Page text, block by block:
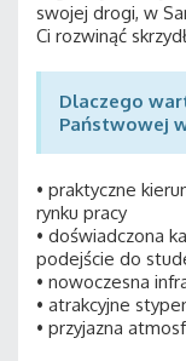
swojej drogi, w
Ci rozwinąć
Dlaczego
Państwowej
• praktyczne
rynku pracy
• doświadczona
podejście do
• nowoczesna
• atrakcyjne
• przyjazna